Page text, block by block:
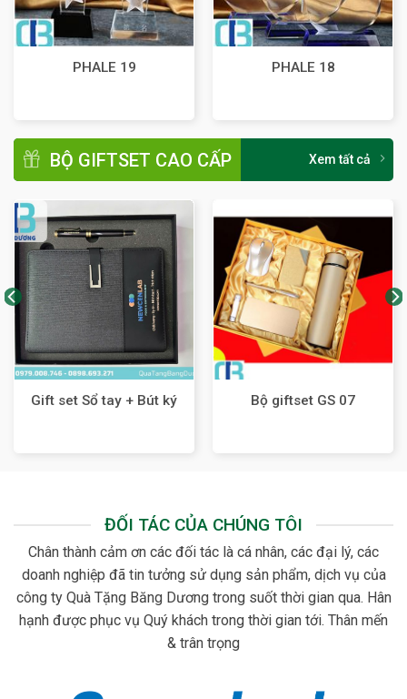
PHALE 19 PHALE 18
BỘ GIFTSET CAO CẤP Xem tất cả
Gift set Sổ tay + Bút ký Bộ giftset GS 07
ĐỐI TÁC CỦA CHÚNG TÔI
Chân thành cảm ơn các đối tác là cá nhân, các đại lý, các
doanh nghiệp đã tin tưởng sử dụng sản phẩm, dịch vụ của
công ty Quà Tặng Băng Dương trong suốt thời gian qua. Hân
hạnh được phục vụ Quý khách trong thời gian tới. Thân mến
& trân trọng